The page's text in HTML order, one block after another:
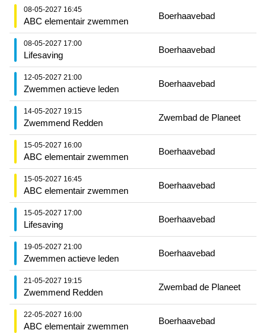
08-05-2027 16:45
ABC elementair zwemmen
Boerhaavebad
08-05-2027 17:00
Lifesaving
Boerhaavebad
12-05-2027 21:00
Zwemmen actieve leden
Boerhaavebad
14-05-2027 19:15
Zwemmend Redden
Zwembad de Planeet
15-05-2027 16:00
ABC elementair zwemmen
Boerhaavebad
15-05-2027 16:45
ABC elementair zwemmen
Boerhaavebad
15-05-2027 17:00
Lifesaving
Boerhaavebad
19-05-2027 21:00
Zwemmen actieve leden
Boerhaavebad
21-05-2027 19:15
Zwemmend Redden
Zwembad de Planeet
22-05-2027 16:00
ABC elementair zwemmen
Boerhaavebad